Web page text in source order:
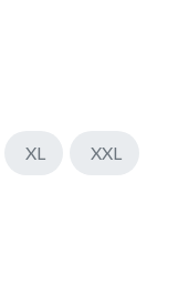
XL XXL